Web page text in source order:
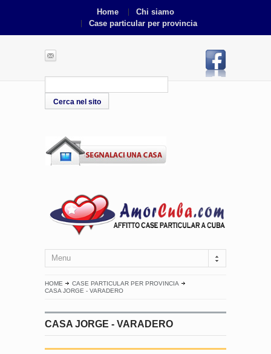
Home
Chi siamo
Case particular per provincia
Menu
HOME
CASE PARTICULAR PER PROVINCIA
CASA JORGE - VARADERO
CASA JORGE - VARADERO